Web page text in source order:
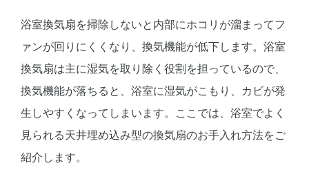
浴室換気扇を掃除しないと内部にホコリが溜まってフ
ァンが回りにくくなり、換気機能が低下します。浴室
換気扇は主に湿気を取り除く役割を担っているので、
換気機能が落ちると、浴室に湿気がこもり、カビが発
生しやすくなってしまいます。ここでは、浴室でよく
見られる天井埋め込み型の換気扇のお手入れ方法をご
紹介します。